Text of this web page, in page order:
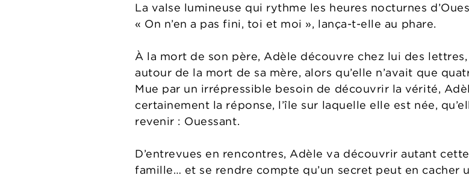
La valse lumineuse qui rythme les heures nocturnes
« On n’en a pas fini, toi et moi », lança-t-elle au phare.
À la mort de son père, Adèle découvre chez lui des lettres,
autour de la mort de sa mère, alors qu’elle n’avait que
Mue par un irrépressible besoin de découvrir la vérité,
certainement la réponse, l’île sur laquelle elle est née,
revenir : Ouessant.
D’entrevues en rencontres, Adèle va découvrir autant
famille… et se rendre compte qu’un secret peut en cacher